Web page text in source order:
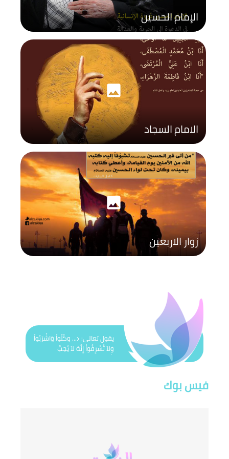
الإمام الحسين
photo
الامام السجاد
photo
زوار الاربعين
يقول تعالى: ﴿... وكُلُواْ وَاشْرَبُواْ
وَلاَ تُسْرِفُواْ إِنَّهُ لاَ يُحِبُّ
الْمُسْرِفِينَ﴾
فيس بوك